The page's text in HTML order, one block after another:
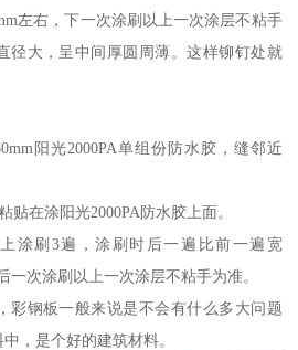
左右，下一次涂刷以上一次涂层不粘手
径大，呈中间厚圆周薄。这样铆钉处就
阳光2000PA单组份防水胶，缝邻近
贴在涂阳光2000PA防水胶上面。
涂刷3遍，涂刷时后一遍比前一遍宽
一次涂刷以上一次涂层不粘手为准。
彩钢板一般来说是不会有什么多大问题
，是个好的建筑材料。